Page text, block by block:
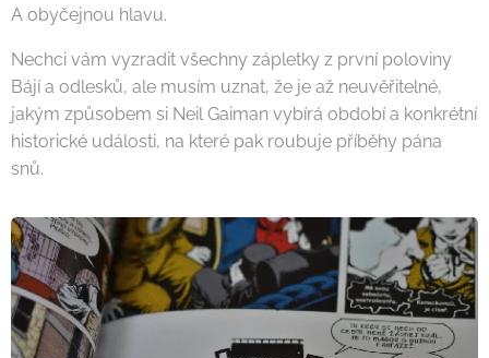
A obyčejnou hlavu.
Nechci vám vyzradit všechny zápletky z první poloviny
Bájí a odlesků, ale musím uznat, že je až neuvěřitelné,
jakým způsobem si Neil Gaiman vybírá období a konkrétní
historické události, na které pak roubuje příběhy pána
snů.